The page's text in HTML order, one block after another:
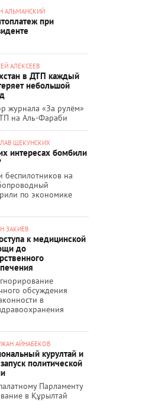
АЛЬМАНСКИЙ
при
АЛЕКСЕЕВ
в ДТП каждый
небольшой
журнала «За рулём»
на Аль-Фараби
ЩЕКУНСКИХ
интересах бомбили
беспилотников на
по экономике
ЗАКИЕВ
к медицинской
до
обсуждения
в
АЙНАБЕКОВ
курултай и
политической
Парламенту
в Құрылтай